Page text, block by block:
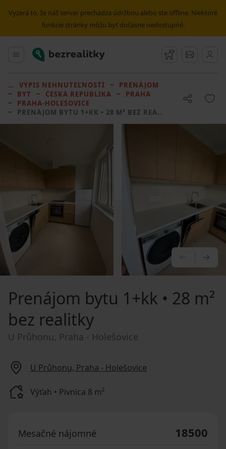
Vyzerá to, že náš server prechádza údržbou alebo ste offline. Niektoré
funkcie stránky môžu byť dočasne nedostupné.
Hlavné menu
Bezrealitky Strážny pes
Správy
VÝPIS NEHNUTEĽNOSTÍ
PRENÁJOM
BYT
ČESKÁ REPUBLIKA
PRAHA
PRAHA-HOLEŠOVICE
PRENÁJOM BYTU 1+KK • 28 M² BEZ REALITKY
Prenájom bytu 1+kk • 28 m²
bez realitky
U Průhonu, Praha - Holešovice
U Průhonu, Praha - Holešovice
Výťah • Pivnica 8 m²
Mesačné nájomné 18500